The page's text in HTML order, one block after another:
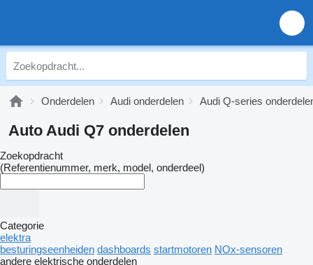
Onderdelen Audi onderdelen Audi Q-series
Auto Audi Q7 onderdelen
Zoekopdracht
(Referentienummer, merk, model, onderdeel)
Categorie
elektra
besturingseenheiden dashboards startmotoren NOx-sensoren
andere elektrische onderdelen